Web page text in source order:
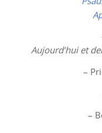
Aujourd’hui et
–
–